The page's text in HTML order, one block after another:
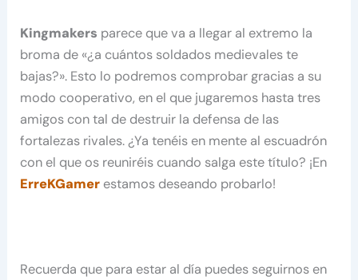
Kingmakers parece que va a llegar al extremo la
broma de «¿a cuántos soldados medievales te
bajas?». Esto lo podremos comprobar gracias a su
modo cooperativo, en el que jugaremos hasta tres
amigos con tal de destruir la defensa de las
fortalezas rivales. ¿Ya tenéis en mente al escuadrón
con el que os reuniréis cuando salga este título? ¡En
ErreKGamer estamos deseando probarlo!
Recuerda que para estar al día puedes seguirnos en